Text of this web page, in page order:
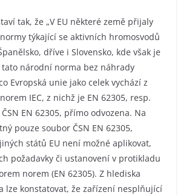
tak, že „V EU některé země přijaly
týkající se aktivních hromosvodů
dříve i Slovensko, kde však je
národní norma bez náhrady
Evropská unie jako celek vychází z
IEC, z nichž je EN 62305, resp.
EN 62305, přímo odvozena. Na
pouze soubor ČSN EN 62305,
států EU není možné aplikovat,
požadavky či ustanovení v protikladu
norem (EN 62305). Z hlediska
lze konstatovat, že zařízení nesplňující